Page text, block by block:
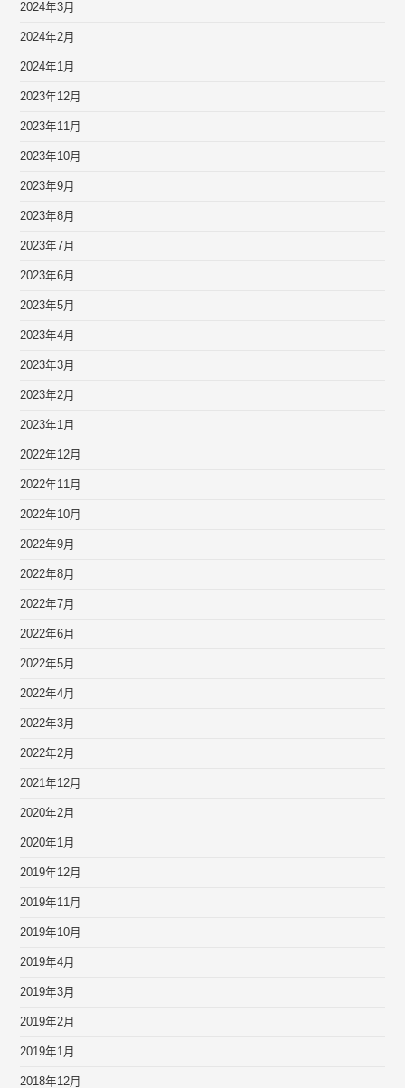
2024年3月
2024年2月
2024年1月
2023年12月
2023年11月
2023年10月
2023年9月
2023年8月
2023年7月
2023年6月
2023年5月
2023年4月
2023年3月
2023年2月
2023年1月
2022年12月
2022年11月
2022年10月
2022年9月
2022年8月
2022年7月
2022年6月
2022年5月
2022年4月
2022年3月
2022年2月
2021年12月
2020年2月
2020年1月
2019年12月
2019年11月
2019年10月
2019年4月
2019年3月
2019年2月
2019年1月
2018年12月